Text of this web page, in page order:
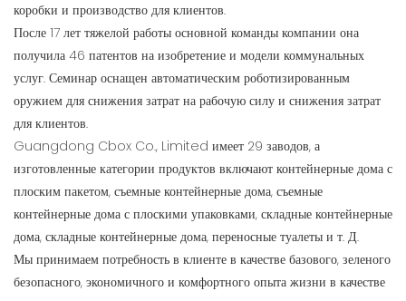
коробки и производство для клиентов.
После 17 лет тяжелой работы основной команды компании она
получила 46 патентов на изобретение и модели коммунальных
услуг. Семинар оснащен автоматическим роботизированным
оружием для снижения затрат на рабочую силу и снижения затрат
для клиентов.
Guangdong Cbox Co., Limited имеет 29 заводов, а
изготовленные категории продуктов включают контейнерные дома с
плоским пакетом, съемные контейнерные дома, съемные
контейнерные дома с плоскими упаковками, складные контейнерные
дома, складные контейнерные дома, переносные туалеты и т. Д.
Мы принимаем потребность в клиенте в качестве базового, зеленого
безопасного, экономичного и комфортного опыта жизни в качестве